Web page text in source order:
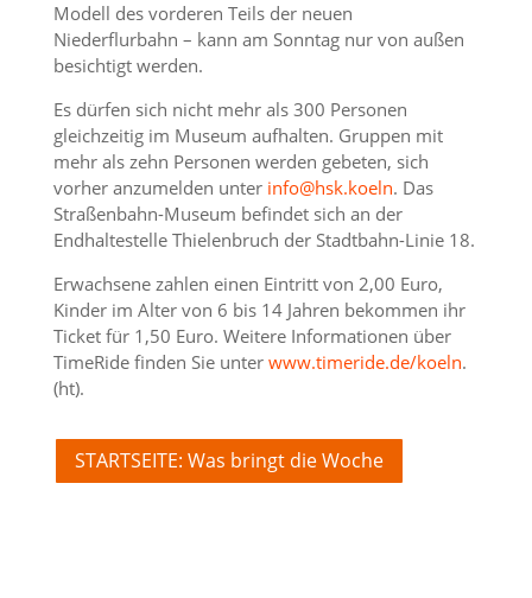
Modell des vorderen Teils der neuen
Niederflurbahn – kann am Sonntag nur von außen
besichtigt werden.
Es dürfen sich nicht mehr als 300 Personen
gleichzeitig im Museum aufhalten. Gruppen mit
mehr als zehn Personen werden gebeten, sich
vorher anzumelden unter info@hsk.koeln. Das
Straßenbahn-Museum befindet sich an der
Endhaltestelle Thielenbruch der Stadtbahn-Linie 18.
Erwachsene zahlen einen Eintritt von 2,00 Euro,
Kinder im Alter von 6 bis 14 Jahren bekommen ihr
Ticket für 1,50 Euro. Weitere Informationen über
TimeRide finden Sie unter www.timeride.de/koeln.
(ht).
STARTSEITE: Was bringt die Woche